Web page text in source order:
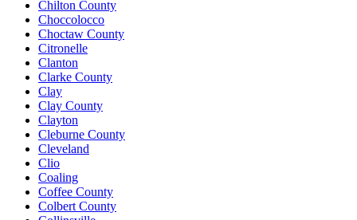
Chilton County
Choccolocco
Choctaw County
Citronelle
Clanton
Clarke County
Clay
Clay County
Clayton
Cleburne County
Cleveland
Clio
Coaling
Coffee County
Colbert County